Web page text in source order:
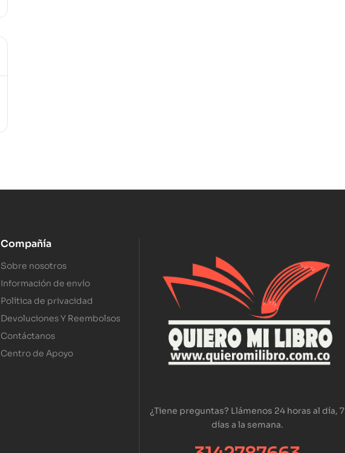
Compañía
Sobre nosotros
Información de envío
Política de privacidad
Devoluciones Y Reembolsos
Contáctanos
Centro de Apoyo
¿Tiene preguntas? Llámenos 24 horas al día, 7
días a la semana.